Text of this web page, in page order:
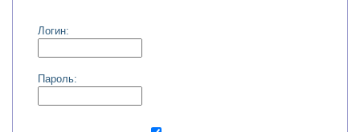
Логин:
Пароль: